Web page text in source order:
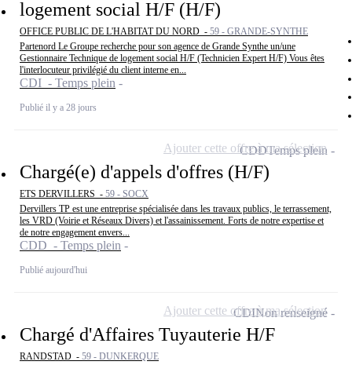
logement social H/F (H/F)
OFFICE PUBLIC DE L'HABITAT DU NORD - 59 - GRANDE-SYNTHE
Partenord Le Groupe recherche pour son agence de Grande Synthe un/une
Gestionnaire Technique de logement social H/F (Technicien Expert H/F) Vous êtes
l'interlocuteur privilégié du client interne en...
CDI - Temps plein
Publié il y a 28 jours
Chargé(e) d'appels d'offres (H/F)
ETS DERVILLERS - 59 - SOCX
Dervillers TP est une entreprise spécialisée dans les travaux publics, le terrassement,
les VRD (Voirie et Réseaux Divers) et l'assainissement. Forts de notre expertise et
de notre engagement envers...
CDD - Temps plein
Publié aujourd'hui
CDDTemps plein
Ajouter cette offre à ma sélection
Chargé d'Affaires Tuyauterie H/F
RANDSTAD - 59 - DUNKERQUE
CDINon renseigné
Ajouter cette offre à ma sélection